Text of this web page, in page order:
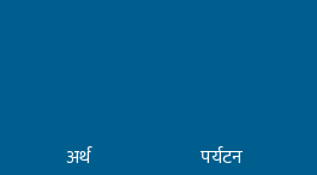
अर्थ
पर्यटन